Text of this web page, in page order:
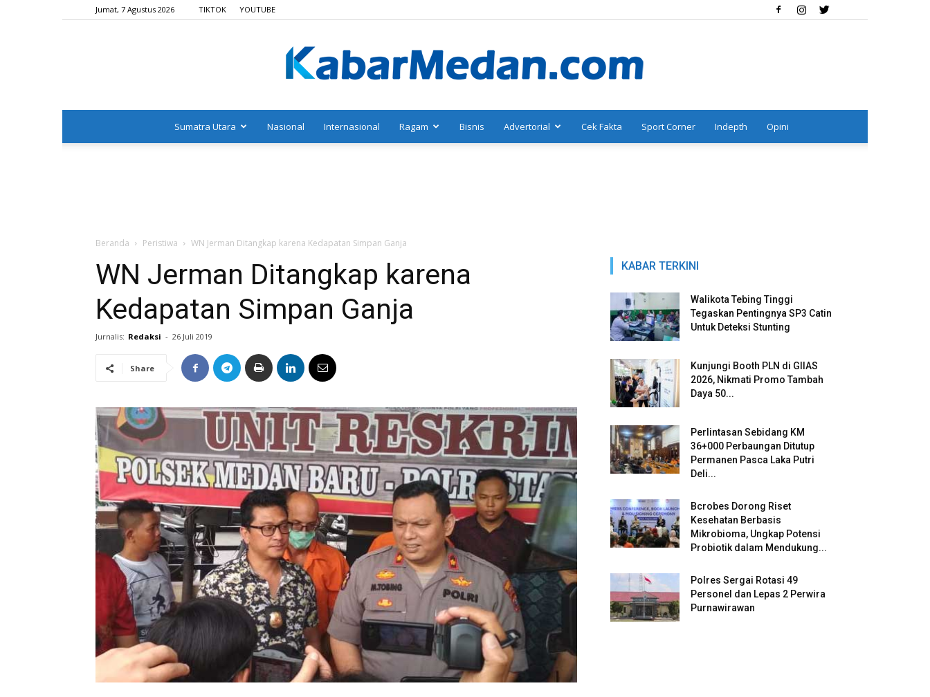
Jumat, 7 Agustus 2026 TIKTOK YOUTUBE
Sumatra Utara Nasional Internasional Ragam Bisnis Advertorial Cek Fakta Sport Corner Indepth Opini
Beranda Peristiwa WN Jerman Ditangkap karena Kedapatan Simpan Ganja
WN Jerman Ditangkap karena
Kedapatan Simpan Ganja
Jurnalis: Redaksi - 26 Juli 2019
Share
KABAR TERKINI
Walikota Tebing Tinggi
Tegaskan Pentingnya SP3 Catin
Untuk Deteksi Stunting
Kunjungi Booth PLN di GIIAS
2026, Nikmati Promo Tambah
Daya 50...
Perlintasan Sebidang KM
36+000 Perbaungan Ditutup
Permanen Pasca Laka Putri
Deli...
Bcrobes Dorong Riset
Kesehatan Berbasis
Mikrobioma, Ungkap Potensi
Probiotik dalam Mendukung...
Polres Sergai Rotasi 49
Personel dan Lepas 2 Perwira
Purnawirawan